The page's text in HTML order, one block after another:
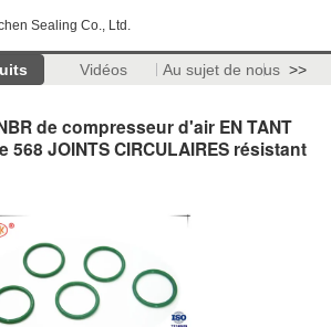
Sealing Co., Ltd.
Vidéos Au sujet de nous >>
de compresseur d'air EN TANT
568 JOINTS CIRCULAIRES résistant